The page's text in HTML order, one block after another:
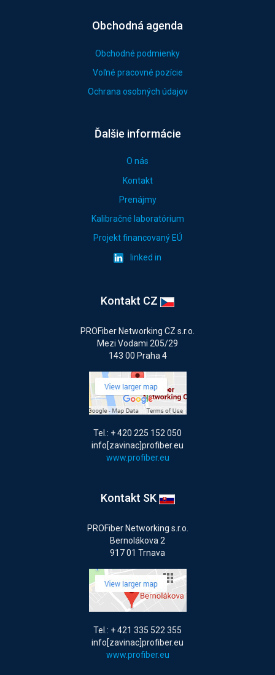
Obchodná agenda
Obchodné podmienky
Voľné pracovné pozície
Ochrana osobných údajov
Ďalšie informácie
O nás
Kontakt
Prenájmy
Kalibračné laboratórium
Projekt financovaný EÚ
linked in
Kontakt CZ
PROFiber Networking CZ s.r.o.
Mezi Vodami 205/29
143 00 Praha 4
Tel.: + 420 225 152 050
info[zavinac]profiber.eu
www.profiber.eu
Kontakt SK
PROFiber Networking s.r.o.
Bernolákova 2
917 01 Trnava
Tel.: + 421 335 522 355
info[zavinac]profiber.eu
www.profiber.eu